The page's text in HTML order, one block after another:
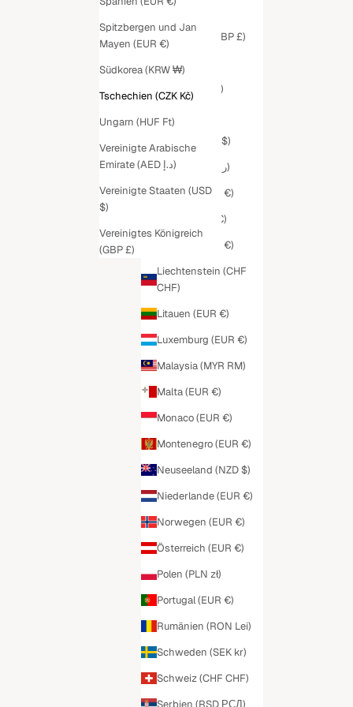
Spitzbergen und Jan
Mayen (EUR €)
Südkorea (KRW ₩)
Tschechien (CZK Kč)
Ungarn (HUF Ft)
Vereinigte Arabische
Emirate (AED د.إ)
Vereinigte Staaten (USD
$)
Vereinigtes Königreich
(GBP £)
Isle of Man (GBP £)
Italien (EUR €)
Kanada (CAD $)
Katar (QAR ر.ق)
Kroatien (EUR €)
Kuwait (EUR €)
Lettland (EUR €)
Liechtenstein (CHF
CHF)
Litauen (EUR €)
Luxemburg (EUR €)
Malaysia (MYR RM)
Malta (EUR €)
Monaco (EUR €)
Montenegro (EUR €)
Neuseeland (NZD $)
Niederlande (EUR €)
Norwegen (EUR €)
Österreich (EUR €)
Polen (PLN zł)
Portugal (EUR €)
Rumänien (RON Lei)
Schweden (SEK kr)
Schweiz (CHF CHF)